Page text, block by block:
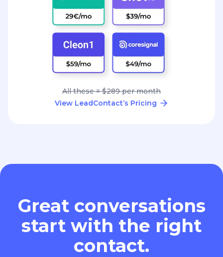
All these = $289 per month
View LeadContact’s Pricing
Great conversations
start with the right
contact.